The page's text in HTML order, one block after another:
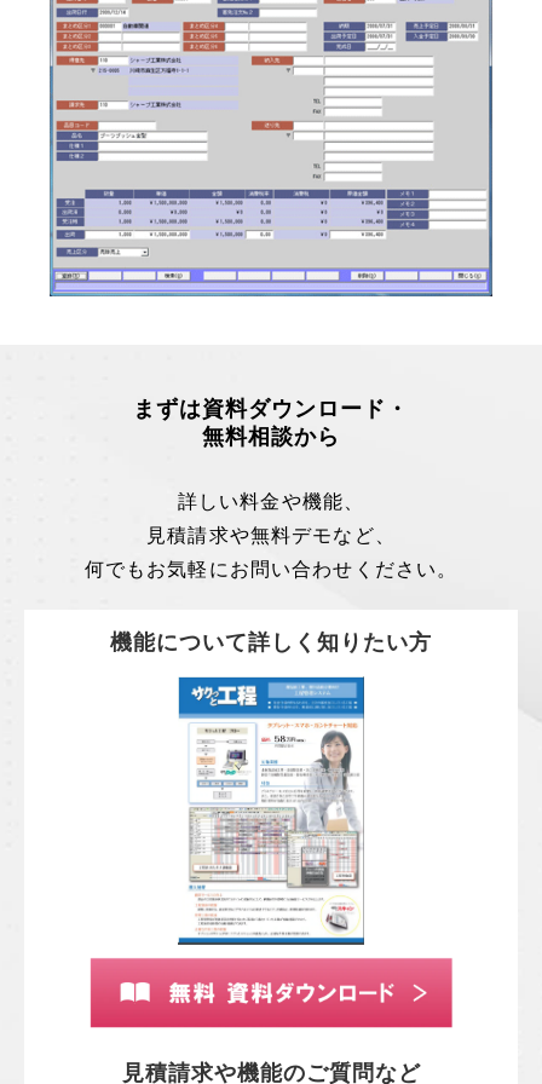
まずは資料ダウンロード・
無料相談から
詳しい料金や機能、
見積請求や無料デモなど、
何でもお気軽にお問い合わせください。
機能について詳しく知りたい方
見積請求や機能のご質問など